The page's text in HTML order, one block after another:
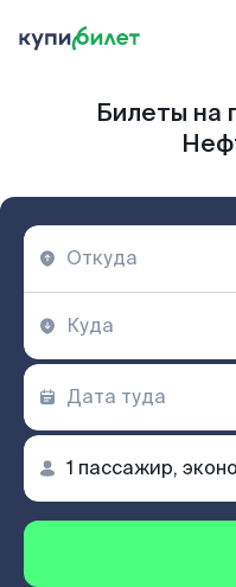
Билеты на